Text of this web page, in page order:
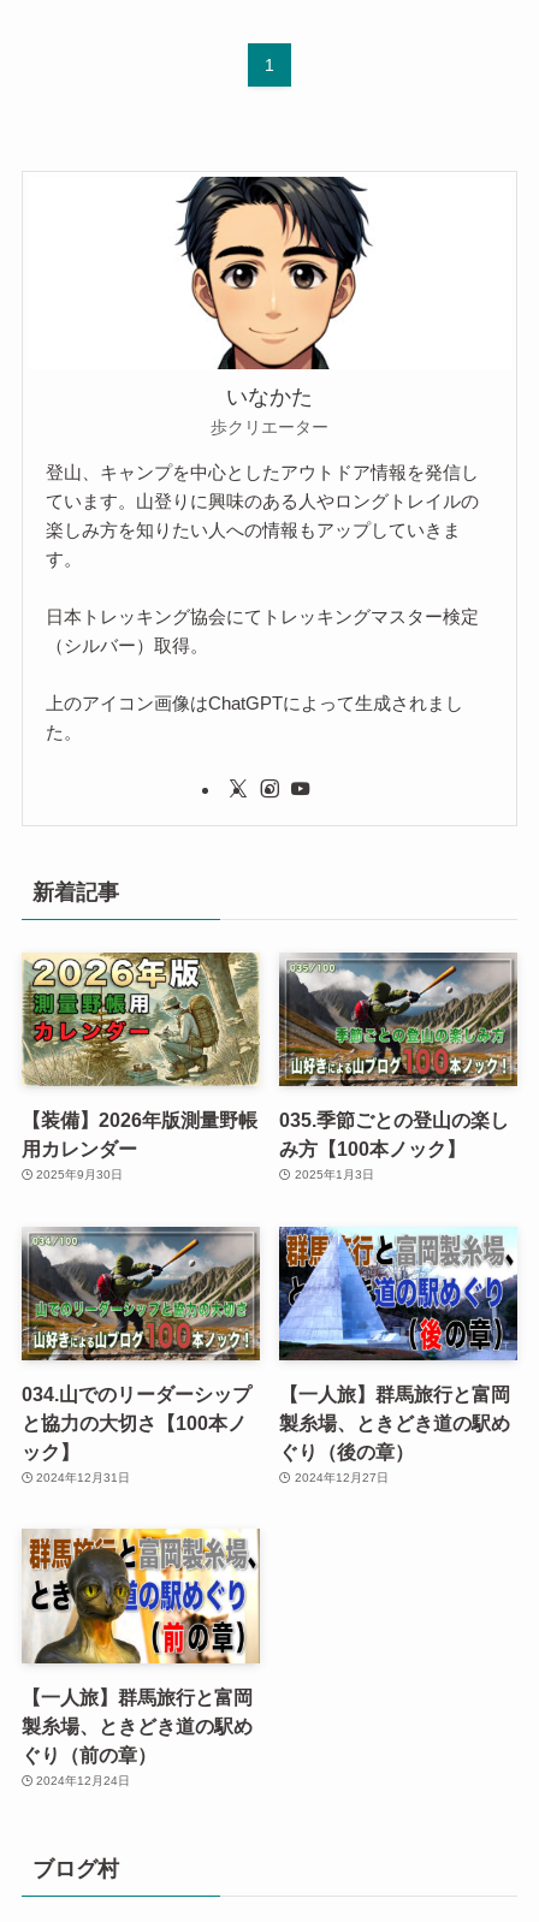
1
いなかた
歩クリエーター
登山、キャンプを中心としたアウトドア情報を発信し
ています。山登りに興味のある人やロングトレイルの
楽しみ方を知りたい人への情報もアップしていきま
す。
日本トレッキング協会にてトレッキングマスター検定
（シルバー）取得。
上のアイコン画像はChatGPTによって生成されまし
た。
新着記事
【装備】2026年版測量野帳
用カレンダー
2025年9月30日
035.季節ごとの登山の楽し
み方【100本ノック】
2025年1月3日
034.山でのリーダーシップ
と協力の大切さ【100本ノ
ック】
2024年12月31日
【一人旅】群馬旅行と富岡
製糸場、ときどき道の駅め
ぐり（後の章）
2024年12月27日
【一人旅】群馬旅行と富岡
製糸場、ときどき道の駅め
ぐり（前の章）
2024年12月24日
ブログ村